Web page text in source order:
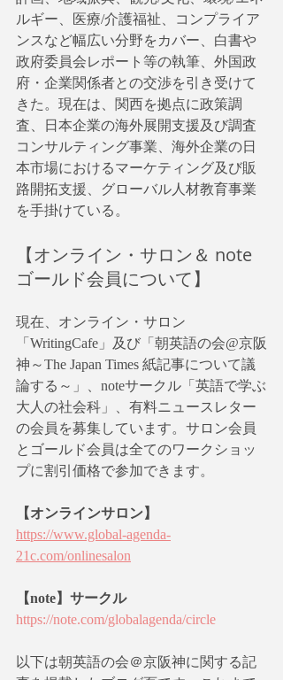
ルギー、医療/介護福祉、コンプライア
ンスなど幅広い分野をカバー、白書や
政府委員会レポート等の執筆、外国政
府・企業関係者との交渉を引き受けて
きた。現在は、関西を拠点に政策調
査、日本企業の海外展開支援及び調査
コンサルティング事業、海外企業の日
本市場におけるマーケティング及び販
路開拓支援、グローバル人材教育事業
を手掛けている。
【オンライン・サロン＆ note
ゴールド会員について】
現在、オンライン・サロン
「WritingCafe」及び「朝英語の会@京阪
神～The Japan Times 紙記事について議
論する～」、noteサークル「英語で学ぶ
大人の社会科」、有料ニュースレター
の会員を募集しています。サロン会員
とゴールド会員は全てのワークショッ
プに割引価格で参加できます。
【オンラインサロン】
https://www.global-agenda-
21c.com/onlinesalon
【note】サークル
https://note.com/globalagenda/circle
以下は朝英語の会＠京阪神に関する記